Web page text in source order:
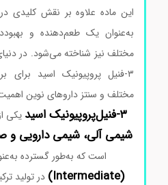
این ماده علاوه بر نقش کلیدی در
به‌عنوان یک طعم‌دهنده و
مختلف نیز شناخته می‌شود. در
۳-فنیل پروپیونیک اسید برای
مختلف و سنتز داروهای نوین اهمیت
یکی از
شیمی آلی، شیمی دارویی و
است که به‌طور گسترده به‌عنوان
در تولید